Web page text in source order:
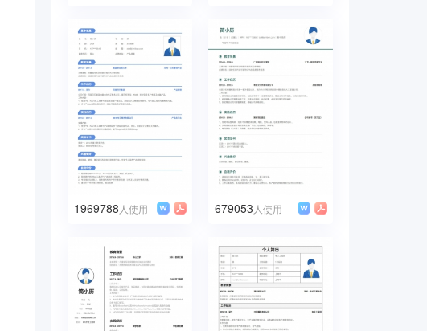
1969788 人使用 679053 人使用